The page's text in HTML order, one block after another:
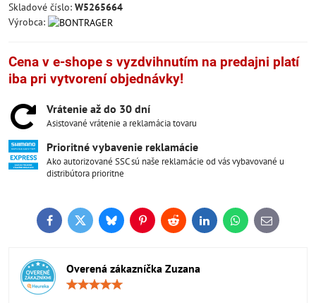
Skladové číslo: W5265664
Výrobca:
Cena v e-shope s vyzdvihnutím na predajni platí
iba pri vytvorení objednávky!
Vrátenie až do 30 dní
Asistované vrátenie a reklamácia tovaru
Prioritné vybavenie reklamácie
Ako autorizované SSC sú naše reklamácie od vás vybavované u
distribútora prioritne
FacebookTwitterBlueskyPinterestReddit LinkedInWhatsApp
E-
mail
Overená zákazníčka Zuzana